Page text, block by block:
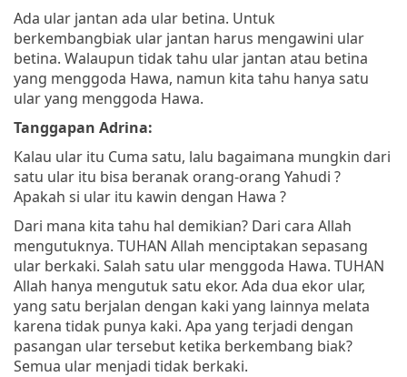
Ada ular jantan ada ular betina. Untuk
berkembangbiak ular jantan harus mengawini ular
betina. Walaupun tidak tahu ular jantan atau betina
yang menggoda Hawa, namun kita tahu hanya satu
ular yang menggoda Hawa.
Tanggapan Adrina:
Kalau ular itu Cuma satu, lalu bagaimana mungkin dari
satu ular itu bisa beranak orang-orang Yahudi ?
Apakah si ular itu kawin dengan Hawa ?
Dari mana kita tahu hal demikian? Dari cara Allah
mengutuknya. TUHAN Allah menciptakan sepasang
ular berkaki. Salah satu ular menggoda Hawa. TUHAN
Allah hanya mengutuk satu ekor. Ada dua ekor ular,
yang satu berjalan dengan kaki yang lainnya melata
karena tidak punya kaki. Apa yang terjadi dengan
pasangan ular tersebut ketika berkembang biak?
Semua ular menjadi tidak berkaki.